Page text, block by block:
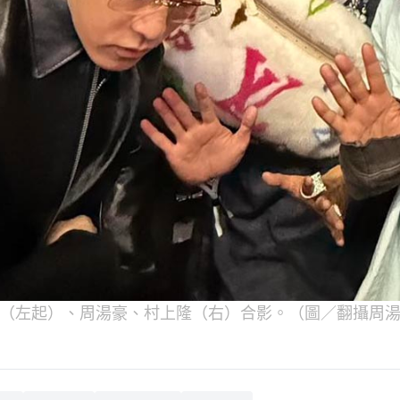
左起）、周湯豪、村上隆（右）合影。（圖／翻攝周